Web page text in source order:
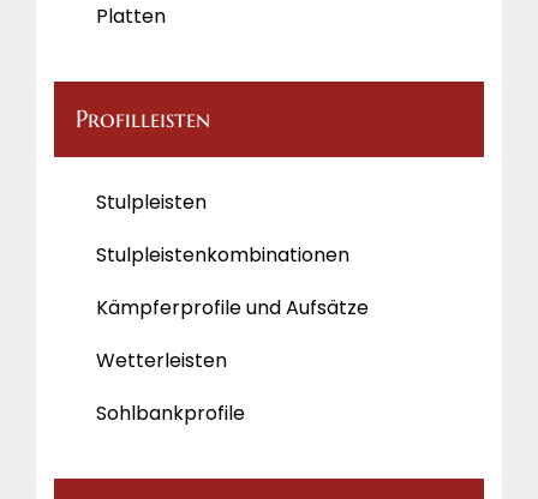
Platten
Profilleisten
Stulpleisten
Stulpleistenkombinationen
Kämpferprofile und Aufsätze
Wetterleisten
Sohlbankprofile